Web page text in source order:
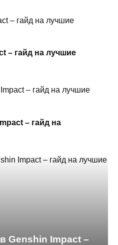
– гайд на лучшие
– гайд на
Genshin Impact –